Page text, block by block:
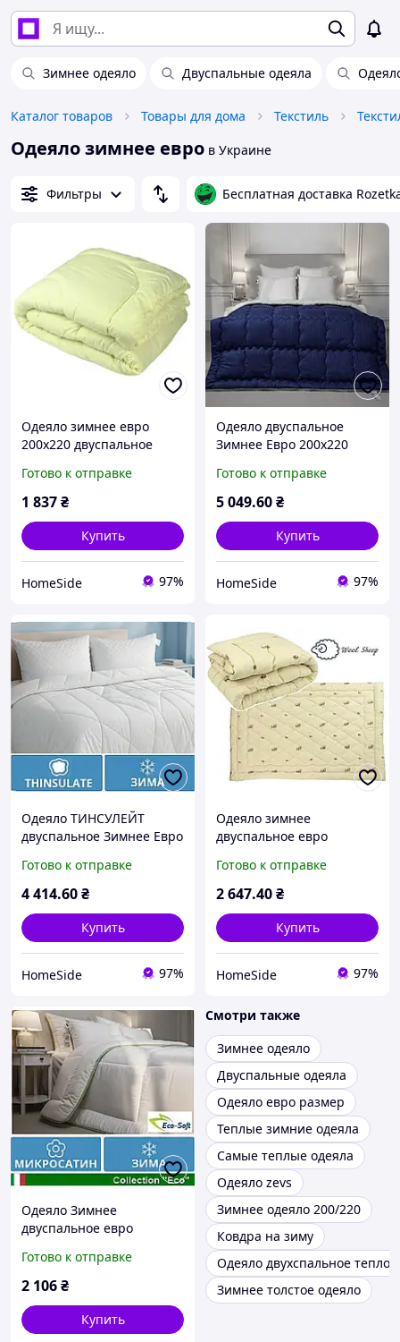
Зимнее одеяло Двуспальные одеяла
Каталог товаров Товары для дома Текстиль
Одеяло зимнее евро в Украине
Фильтры Бесплатная доставка
Одеяло зимнее евро
200x220 двуспальное
м2 Кремово-Молочное
Готово к отправке
1 837₴
Купить
HomeSide 97%
Одеяло двуспальное
Зимнее Евро 200x220
EcoSilk 0554
Готово к отправке
5 049.60₴
Купить
HomeSide 97%
Одеяло ТИНСУЛЕЙТ
двуспальное Зимнее Евро
100% Poyal Pearl MirSon
085
Готово к отправке
4 414.60₴
Купить
HomeSide 97%
Одеяло зимнее
двуспальное евро
Комфорт плюс Sheep
300г/м2
Готово к отправке
2 647.40₴
Купить
HomeSide 97%
Одеяло Зимнее
двуспальное евро
810
Готово к отправке
2 106₴
Купить
Смотри также
Зимнее одеяло
Двуспальные одеяла
Одеяло евро размер
Теплые зимние одеяла
Самые теплые одеяла
Одеяло zevs
Зимнее одеяло 200/220
Ковдра на зиму
Одеяло двухспальное теплое
Зимнее толстое одеяло